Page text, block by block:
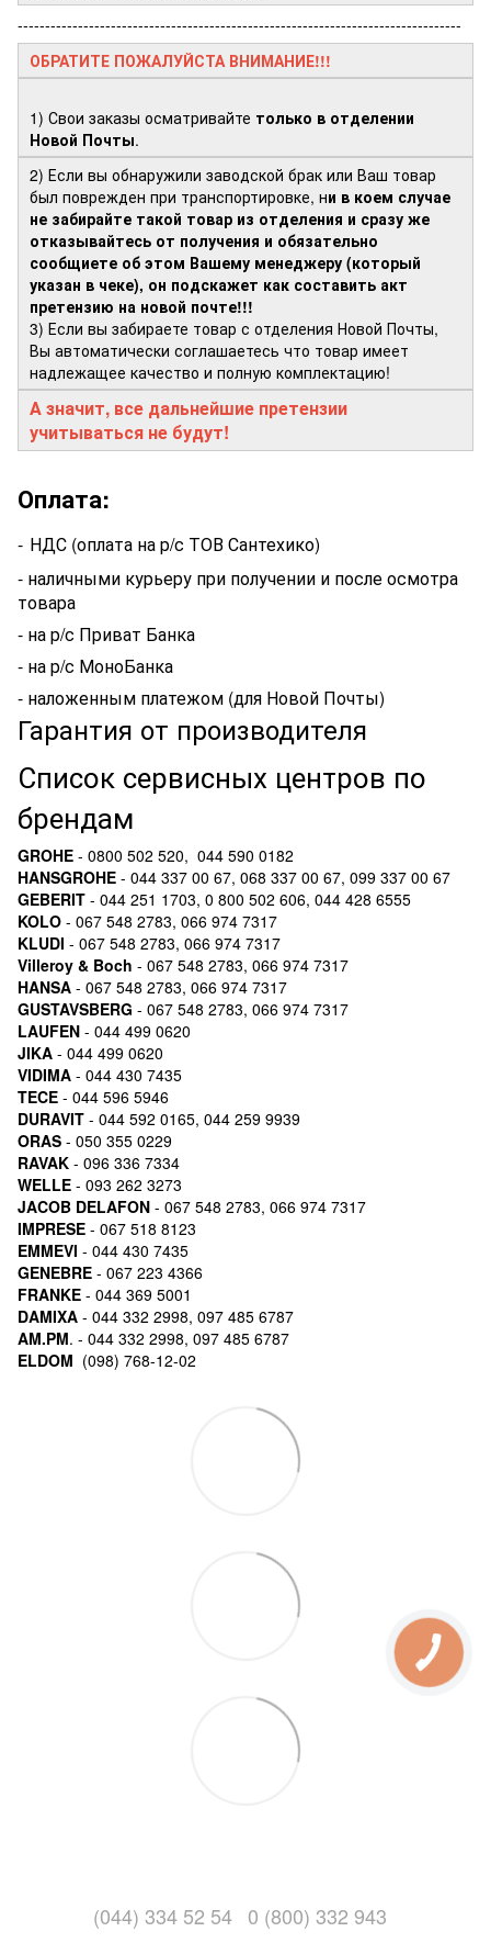
---------------------------------------------------------------------------------
ОБРАТИТЕ ПОЖАЛУЙСТА ВНИМАНИЕ!!!
1) Свои заказы осматривайте только в отделении
Новой Почты.
2) Если вы обнаружили заводской брак или Ваш товар
был поврежден при транспортировке, ни в коем случае
не забирайте такой товар из отделения и сразу же
отказывайтесь от получения и обязательно
сообщиете об этом Вашему менеджеру (который
указан в чеке), он подскажет как составить акт
претензию на новой почте!!!
3) Если вы забираете товар с отделения Новой Почты,
Вы автоматически соглашаетесь что товар имеет
надлежащее качество и полную комплектацию!
А значит, все дальнейшие претензии
учитываться не будут!
Оплата:
- НДС (оплата на р/с ТОВ Сантехико)
- наличными курьеру при получении и после осмотра
товара
- на р/с Приват Банка
- на р/с МоноБанка
- наложенным платежом (для Новой Почты)
Гарантия от производителя
Список сервисных центров по
брендам
GROHE - 0800 502 520, 044 590 0182
HANSGROHE - 044 337 00 67, 068 337 00 67, 099 337 00 67
GEBERIT - 044 251 1703, 0 800 502 606, 044 428 6555
KOLO - 067 548 2783, 066 974 7317
KLUDI - 067 548 2783, 066 974 7317
Villeroy & Boch - 067 548 2783, 066 974 7317
HANSA - 067 548 2783, 066 974 7317
GUSTAVSBERG - 067 548 2783, 066 974 7317
LAUFEN - 044 499 0620
JIKA - 044 499 0620
VIDIMA - 044 430 7435
TECE - 044 596 5946
DURAVIT - 044 592 0165, 044 259 9939
ORAS - 050 355 0229
RAVAK - 096 336 7334
WELLE - 093 262 3273
JACOB DELAFON - 067 548 2783, 066 974 7317
IMPRESE - 067 518 8123
EMMEVI - 044 430 7435
GENEBRE - 067 223 4366
FRANKE - 044 369 5001
DAMIXA - 044 332 2998, 097 485 6787
AM.PM. - 044 332 2998, 097 485 6787
ELDOM (098) 768-12-02
(044) 334 52 54 0 (800) 332 943